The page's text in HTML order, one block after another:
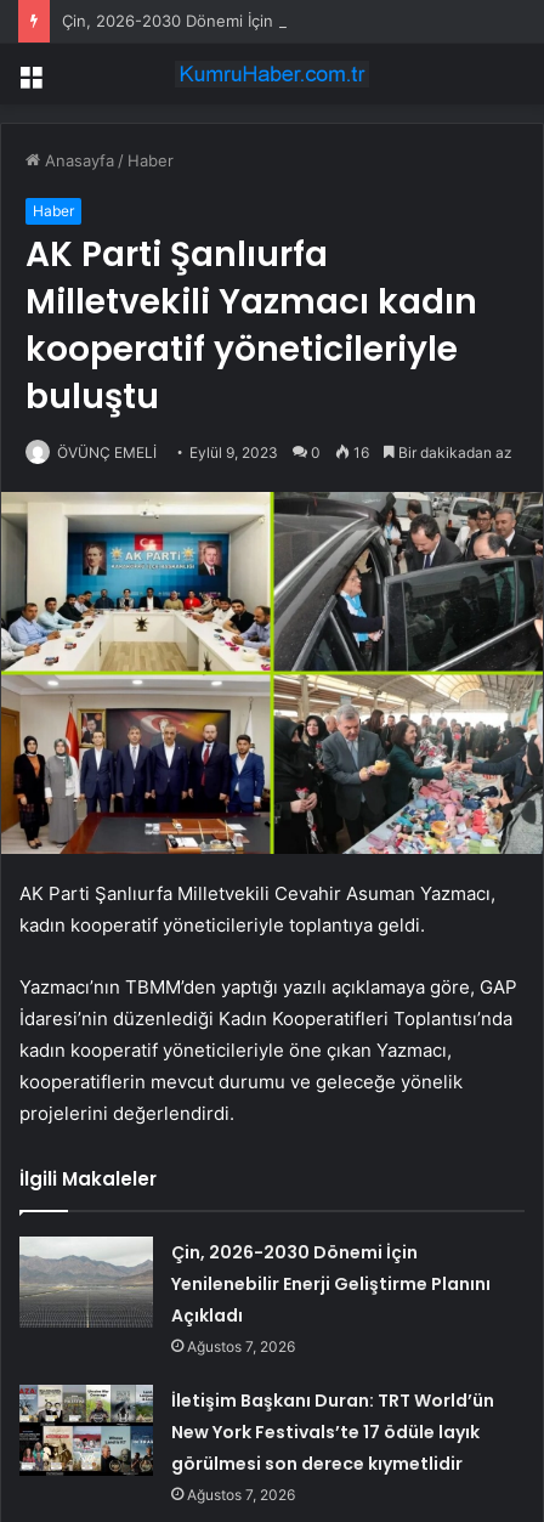
Menü
Anasayfa / Haber
Haber
AK Parti Şanlıurfa
Milletvekili Yazmacı kadın
kooperatif yöneticileriyle
buluştu
ÖVÜNÇ EMELİ Eylül 9, 2023 0 16 Bir dakikadan az
AK Parti Şanlıurfa Milletvekili Cevahir Asuman Yazmacı,
kadın kooperatif yöneticileriyle toplantıya geldi.
Yazmacı’nın TBMM’den yaptığı yazılı açıklamaya göre, GAP
İdaresi’nin düzenlediği Kadın Kooperatifleri Toplantısı’nda
kadın kooperatif yöneticileriyle öne çıkan Yazmacı,
kooperatiflerin mevcut durumu ve geleceğe yönelik
projelerini değerlendirdi.
İlgili Makaleler
Çin, 2026-2030 Dönemi İçin
Yenilenebilir Enerji Geliştirme Planını
Açıkladı
Ağustos 7, 2026
İletişim Başkanı Duran: TRT World’ün
New York Festivals’te 17 ödüle layık
görülmesi son derece kıymetlidir
Ağustos 7, 2026